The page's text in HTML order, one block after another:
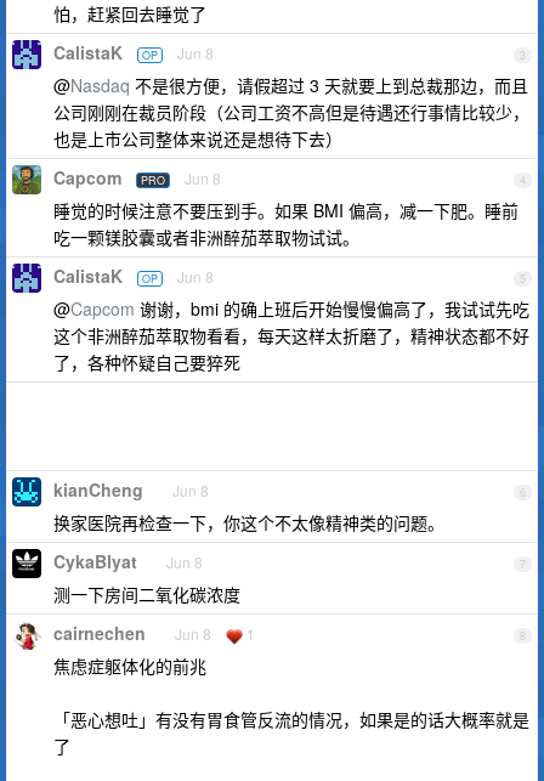
怕，赶紧回去睡觉了
3
CalistaK OP Jun 8
@Nasdaq 不是很方便，请假超过 3 天就要上到总裁那边，而且
公司刚刚在裁员阶段（公司工资不高但是待遇还行事情比较少，
也是上市公司整体来说还是想待下去）
4
Capcom PRO Jun 8
睡觉的时候注意不要压到手。如果 BMI 偏高，减一下肥。睡前
吃一颗镁胶囊或者非洲醉茄萃取物试试。
5
CalistaK OP Jun 8
@Capcom 谢谢，bmi 的确上班后开始慢慢偏高了，我试试先吃
这个非洲醉茄萃取物看看，每天这样太折磨了，精神状态都不好
了，各种怀疑自己要猝死
6
kianCheng Jun 8
换家医院再检查一下，你这个不太像精神类的问题。
7
CykaBlyat Jun 8
测一下房间二氧化碳浓度
8
cairnechen Jun 8 1
焦虑症躯体化的前兆
「恶心想吐」有没有胃食管反流的情况，如果是的话大概率就是
了